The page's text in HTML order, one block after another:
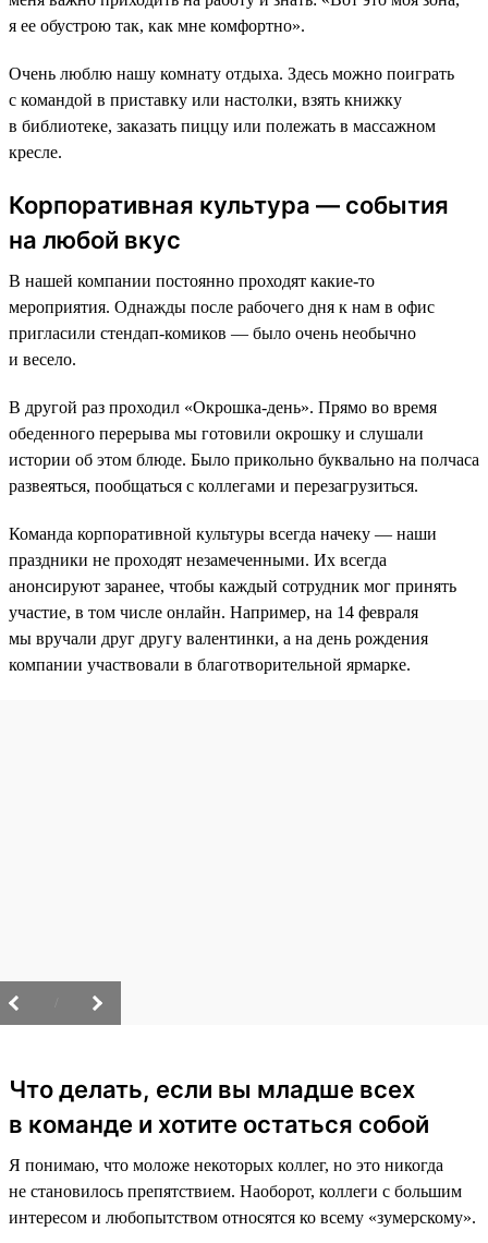
я ее обустрою так, как мне комфортно».
Очень люблю нашу комнату отдыха. Здесь можно поиграть
с командой в приставку или настолки, взять книжку
в библиотеке, заказать пиццу или полежать в массажном
кресле.
Корпоративная культура — события
на любой вкус
В нашей компании постоянно проходят какие-то
мероприятия. Однажды после рабочего дня к нам в офис
пригласили стендап-комиков — было очень необычно
и весело.
В другой раз проходил «Окрошка-день». Прямо во время
обеденного перерыва мы готовили окрошку и слушали
истории об этом блюде. Было прикольно буквально на полчаса
развеяться, пообщаться с коллегами и перезагрузиться.
Команда корпоративной культуры всегда начеку — наши
праздники не проходят незамеченными. Их всегда
анонсируют заранее, чтобы каждый сотрудник мог принять
участие, в том числе онлайн. Например, на 14 февраля
мы вручали друг другу валентинки, а на день рождения
компании участвовали в благотворительной ярмарке.
Что делать, если вы младше всех
в команде и хотите остаться собой
Я понимаю, что моложе некоторых коллег, но это никогда
не становилось препятствием. Наоборот, коллеги с большим
интересом и любопытством относятся ко всему «зумерскому».